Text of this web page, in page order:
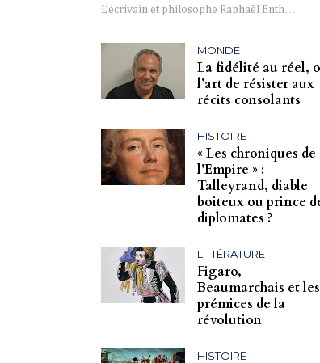
L’écrivain et philosophe Raphaël Enth…
MONDE
La fidélité au réel,
l’art de résister aux
récits consolants
HISTOIRE
« Les chroniques de
l’Empire » :
Talleyrand, diable
boiteux ou prince
diplomates ?
LITTÉRATURE
Figaro,
Beaumarchais et les
prémices de la
révolution
HISTOIRE